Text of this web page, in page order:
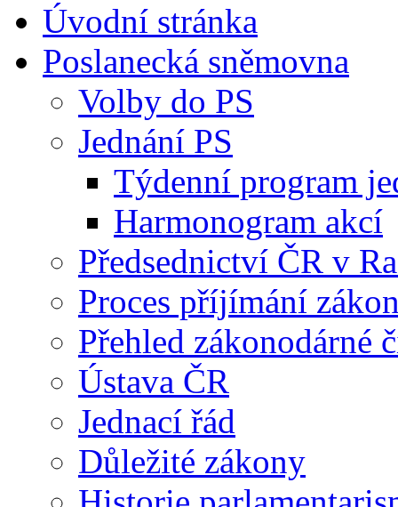
Úvodní stránka
Poslanecká sněmovna
Volby do PS
Jednání PS
Týdenní program
Harmonogram akcí
Předsednictví ČR v
Proces příjímání
Přehled zákonodárné
Ústava ČR
Jednací řád
Důležité zákony